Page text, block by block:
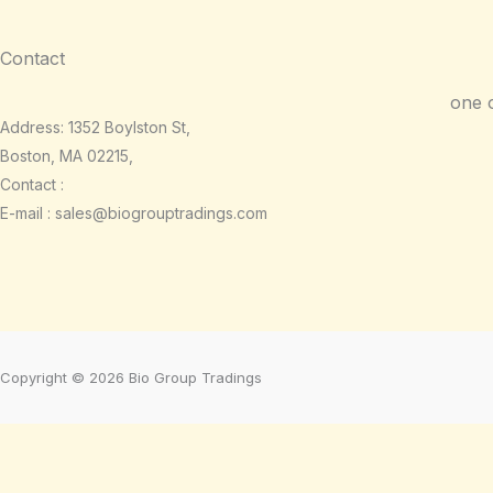
Contact
Address: 1352 Boylston St,
Boston, MA 02215,
Contact :
E-mail : sales@biogrouptradings.com
one
Copyright © 2026 Bio Group Tradings